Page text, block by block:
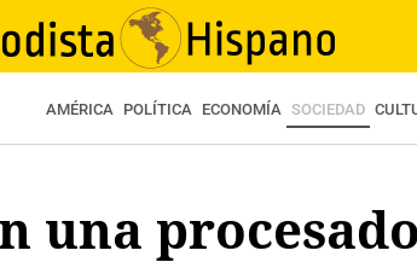
AMÉRICA POLÍTICA ECONOMÍA SOCIEDAD
una